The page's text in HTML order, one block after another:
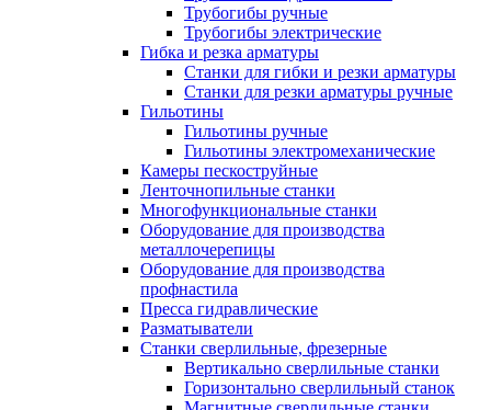
Трубогибы ручные
Трубогибы электрические
Гибка и резка арматуры
Станки для гибки и резки арматуры
Станки для резки арматуры ручные
Гильотины
Гильотины ручные
Гильотины электромеханические
Камеры пескоструйные
Ленточнопильные станки
Многофункциональные станки
Оборудование для производства
металлочерепицы
Оборудование для производства
профнастила
Пресса гидравлические
Разматыватели
Станки сверлильные, фрезерные
Вертикально сверлильные станки
Горизонтально сверлильный станок